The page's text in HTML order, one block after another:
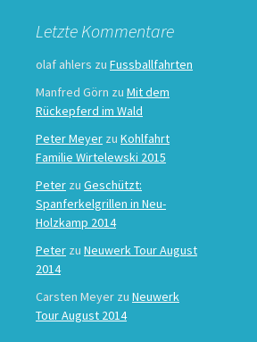
Letzte Kommentare
olaf ahlers zu Fussballfahrten
Manfred Görn zu Mit dem
Rückepferd im Wald
Peter Meyer zu Kohlfahrt
Familie Wirtelewski 2015
Peter zu Geschützt:
Spanferkelgrillen in Neu-
Holzkamp 2014
Peter zu Neuwerk Tour August
2014
Carsten Meyer zu Neuwerk
Tour August 2014